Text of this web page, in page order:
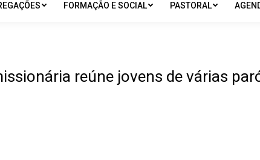
FORMAÇÃO E SOCIAL PASTORAL
reúne jovens de várias